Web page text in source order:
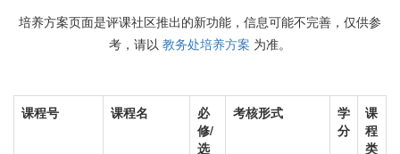
培养方案页面是评课社区推出的新功能，信息可能不完善，仅供参
考，请以 教务处培养方案 为准。
课程号 课程名
必
修/
选
考核形式
学
分
课
程
类